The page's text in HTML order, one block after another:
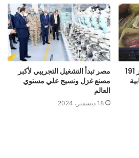
ضبط لحوم غير صالحة وتحرير 191
مصر تبدأ التشغيل التجريبي لأكبر
مصنع غزل ونسيج علي مستوي
العالم
18 ديسمبر، 2024